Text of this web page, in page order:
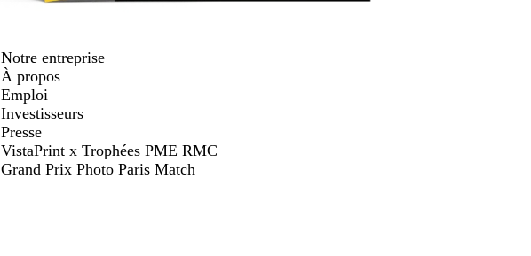
Notre entreprise
À propos
Emploi
Investisseurs
Presse
VistaPrint x Trophées PME RMC
Grand Prix Photo Paris Match